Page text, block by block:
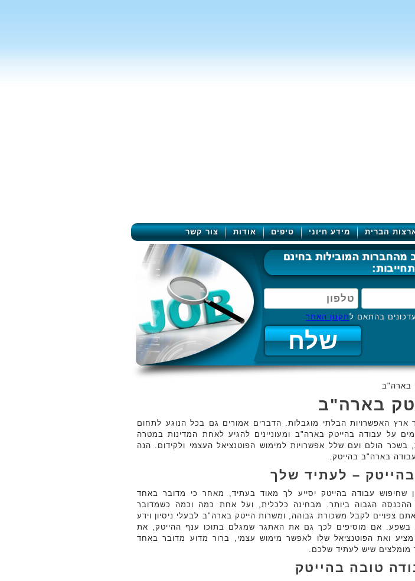
הברית מידע חיוני טיפים אודות צור קשר
בהתאם לתקנון האתר
בארה"ב
בארה"ב
ארץ האפשרויות הבלתי מוגבלות. הדברים אמורים גם בכל הנוגע לתחום
על עבודה בהייטק בארה"ב ומעוניינים להגיע לאחת המדינות במטרה
הולם ועם שלל אפשרויות למימוש הפוטנציאל העצמי ולקידום. הנה
בארה"ב בהייטק.
– לעתיד שלך
שחיפוש עבודה בהייטק יסייע לך מאוד בעתיד, מאחר כי מדובר באחד
ההכנסה הגבוה ביותר. מבחינה כלכלית, ועל אחת כמה וכמה כשמדובר
צפויים לקבל משכורת גבוהה, ומשרות הייטק בארה"ב לבעלי ניסיון וידע
בשפע. אם מוסיפים לכך גם את האתגר שמגלם בתוכו ענף ההייטק, את
ואת הפוטנציאל שלו לאפשר מימוש עצמי, ברור מדוע מדובר באחד
מומלצים שיש לעתיד שלכם.
טובה בהייטק